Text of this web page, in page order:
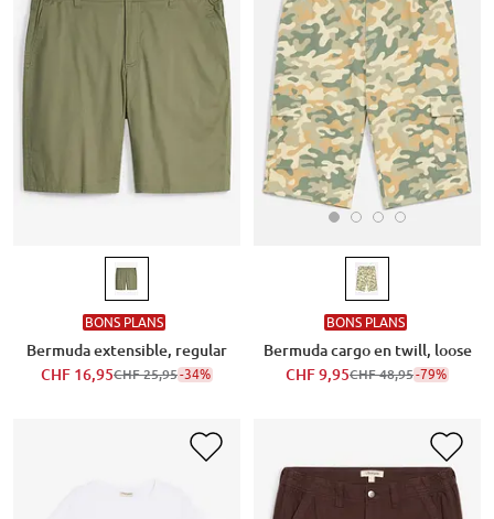
BONS PLANS
Bermuda extensible, regular
CHF 16,95CHF 25,95-34%
BONS PLANS
Bermuda cargo en twill, loose
CHF 9,95CHF 48,95-79%